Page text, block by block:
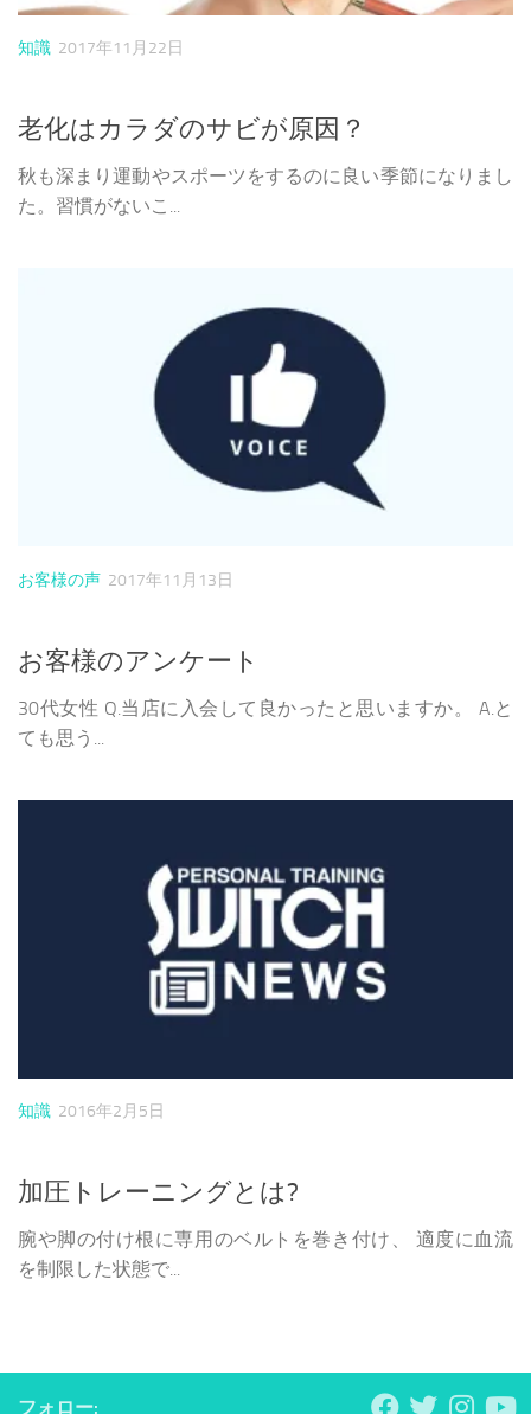
知識 2017年11月22日
老化はカラダのサビが原因？
秋も深まり運動やスポーツをするのに良い季節になりまし
た。習慣がないこ...
お客様の声 2017年11月13日
お客様のアンケート
30代女性 Q.当店に入会して良かったと思いますか。 A.と
ても思う...
知識 2016年2月5日
加圧トレーニングとは?
腕や脚の付け根に専用のベルトを巻き付け、 適度に血流
を制限した状態で...
フォロー: